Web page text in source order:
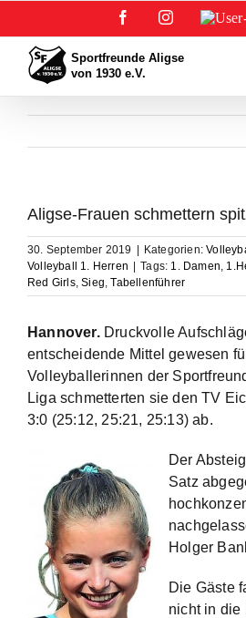
springen
FacebookInstagram
User-
Aligse-Frauen schmettern
30. September 2019 Kategorien:
Volleyball 1. Herren
Tags: 1. Damen,
Red Girls,Sieg,Tabellenführer
Hannover. Druckvolle
entscheidende Mittel gewesen
Volleyballerinnen der
Liga schmetterten sie den TV
3:0 (25:12, 25:21, 25:13) ab.
Der
Satz
Holger
Die Gäste
nicht in die